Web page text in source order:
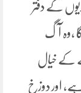
کے دفتر
،وہ آگ
کے خیال
اور دوزخ